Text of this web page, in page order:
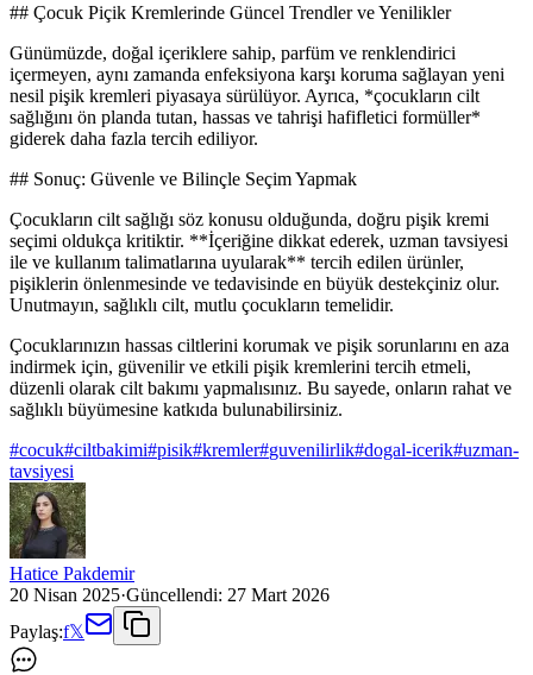
## Çocuk Piçik Kremlerinde Güncel Trendler ve Yenilikler
Günümüzde, doğal içeriklere sahip, parfüm ve renklendirici
içermeyen, aynı zamanda enfeksiyona karşı koruma sağlayan yeni
nesil pişik kremleri piyasaya sürülüyor. Ayrıca, *çocukların cilt
sağlığını ön planda tutan, hassas ve tahrişi hafifletici formüller*
giderek daha fazla tercih ediliyor.
## Sonuç: Güvenle ve Bilinçle Seçim Yapmak
Çocukların cilt sağlığı söz konusu olduğunda, doğru pişik kremi
seçimi oldukça kritiktir. **İçeriğine dikkat ederek, uzman tavsiyesi
ile ve kullanım talimatlarına uyularak** tercih edilen ürünler,
pişiklerin önlenmesinde ve tedavisinde en büyük destekçiniz olur.
Unutmayın, sağlıklı cilt, mutlu çocukların temelidir.
Çocuklarınızın hassas ciltlerini korumak ve pişik sorunlarını en aza
indirmek için, güvenilir ve etkili pişik kremlerini tercih etmeli,
düzenli olarak cilt bakımı yapmalısınız. Bu sayede, onların rahat ve
sağlıklı büyümesine katkıda bulunabilirsiniz.
#cocuk#ciltbakimi#pisik#kremler#guvenilirlik#dogal-icerik#uzman-
tavsiyesi
Hatice Pakdemir
20 Nisan 2025·Güncellendi: 27 Mart 2026
Paylaş:f𝕏